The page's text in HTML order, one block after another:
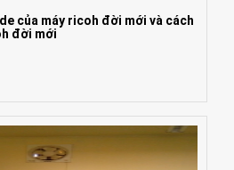
của máy ricoh đời mới và cách
đời mới